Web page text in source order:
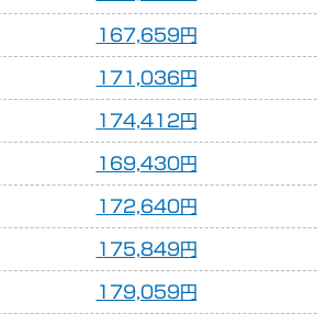
167,659円
171,036円
174,412円
169,430円
172,640円
175,849円
179,059円